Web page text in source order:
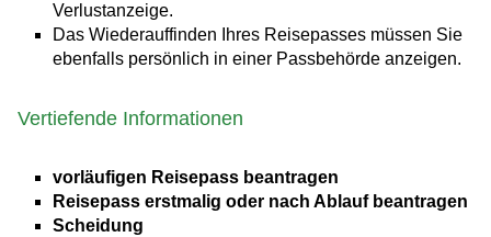
Verlustanzeige.
Das Wiederauffinden Ihres Reisepasses müssen Sie
ebenfalls persönlich in einer Passbehörde anzeigen.
Vertiefende Informationen
vorläufigen Reisepass beantragen
Reisepass erstmalig oder nach Ablauf beantragen
Scheidung